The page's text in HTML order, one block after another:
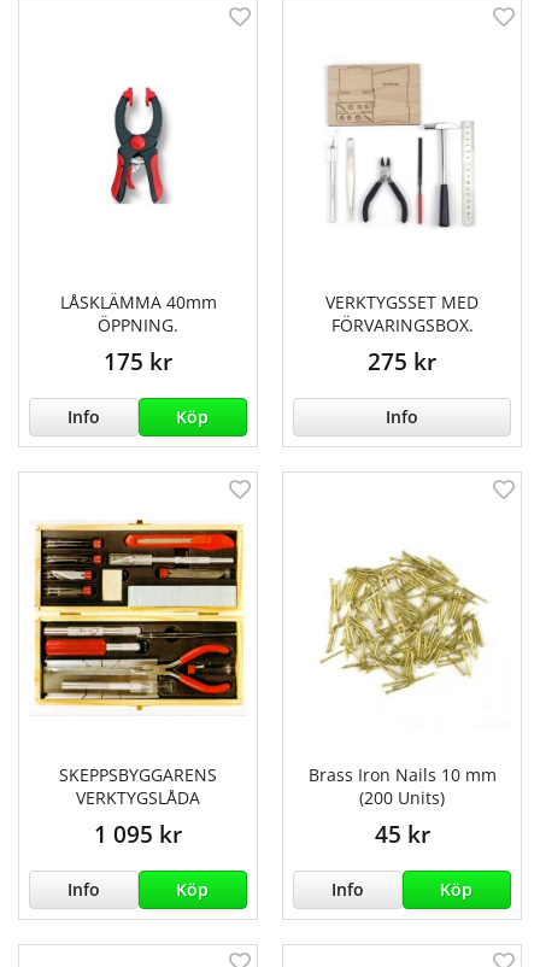
LÅSKLÄMMA 40mm
ÖPPNING.
175 kr
Info Köp
VERKTYGSSET MED
FÖRVARINGSBOX.
275 kr
Info
SKEPPSBYGGARENS
VERKTYGSLÅDA
1 095 kr
Info Köp
Brass Iron Nails 10 mm
(200 Units)
45 kr
Info Köp